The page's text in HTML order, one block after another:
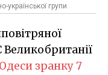
української групи
зранку 7